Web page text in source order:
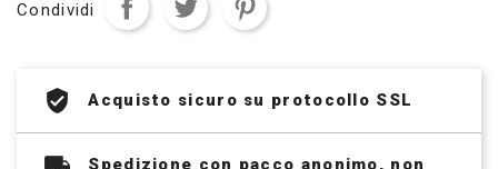
Condividi
Acquisto sicuro su protocollo SSL
Spedizione con pacco anonimo, non